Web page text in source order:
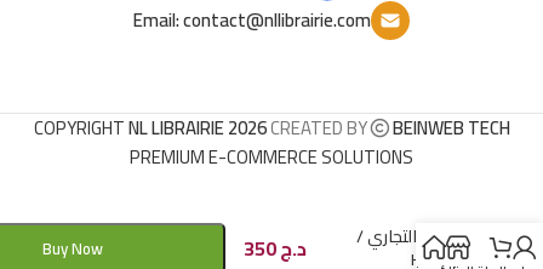
Email: contact@nllibrairie.com
COPYRIGHTNL LIBRAIRIE 2026CREATED BY BEINWEB TECH
PREMIUM E-COMMERCE SOLUTIONS
المحل التجاري /
HM103 د.ج Buy Now